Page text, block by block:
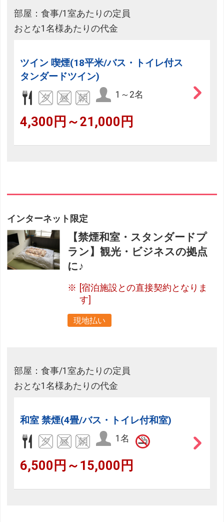
部屋：食事/1室あたりの定員
おとな1名様あたりの代金
ツイン 喫煙(18平米/バス・トイレ付ス
タンダードツイン)
1～2名
4,300円～21,000円
インターネット限定
【禁煙和室・スタンダードプ
ラン】観光・ビジネスの拠点
に♪
[宿泊施設との直接契約となりま
す]
現地払い
部屋：食事/1室あたりの定員
おとな1名様あたりの代金
和室 禁煙(4畳/バス・トイレ付和室)
1名
6,500円～15,000円